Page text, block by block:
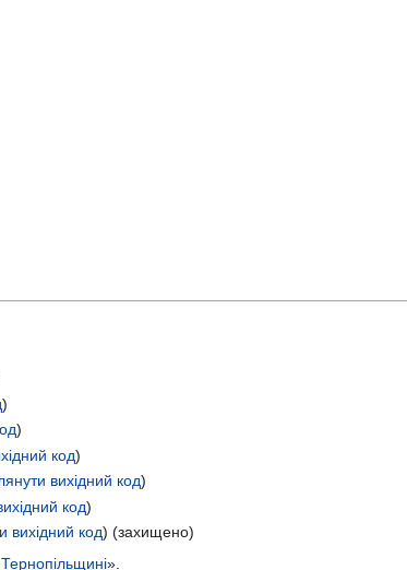
)
)
код)
вихідний код)
код)
вихідний код) (захищено)
».